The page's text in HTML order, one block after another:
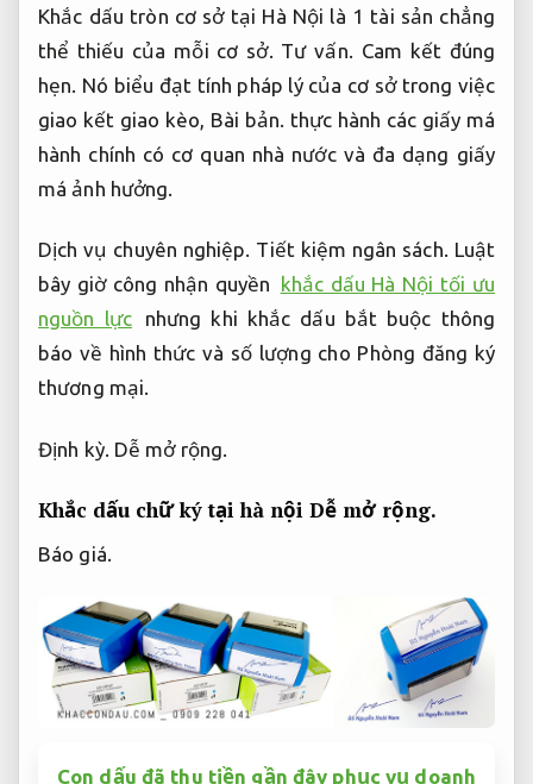
Khắc dấu tròn cơ sở tại Hà Nội là 1 tài sản chẳng
thể thiếu của mỗi cơ sở. Tư vấn. Cam kết đúng
hẹn. Nó biểu đạt tính pháp lý của cơ sở trong việc
giao kết giao kèo, Bài bản. thực hành các giấy má
hành chính có cơ quan nhà nước và đa dạng giấy
má ảnh hưởng.
Dịch vụ chuyên nghiệp. Tiết kiệm ngân sách. Luật
bây giờ công nhận quyền
khắc dấu Hà Nội tối ưu
nguồn lực
nhưng khi khắc dấu bắt buộc thông
báo về hình thức và số lượng cho Phòng đăng ký
thương mại.
Định kỳ. Dễ mở rộng.
Khắc dấu chữ ký tại hà nội Dễ mở rộng.
Báo giá.
Con dấu đã thu tiền gần đây phục vụ doanh